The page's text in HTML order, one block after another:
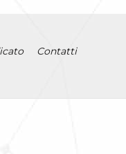
Contatti